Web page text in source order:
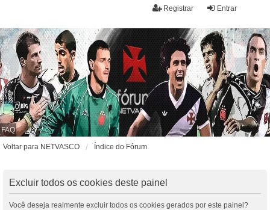
Entrar
Registrar
FAQ
Voltar para NETVASCO
Índice do Fórum
Excluir todos os cookies deste painel
Você deseja realmente excluir todos os cookies gerados por este painel?